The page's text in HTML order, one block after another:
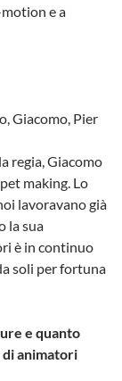
e a
Giacomo, Pier
regia, Giacomo
making. Lo
lavoravano già
la sua
è in continuo
soli per fortuna
e quanto
animatori